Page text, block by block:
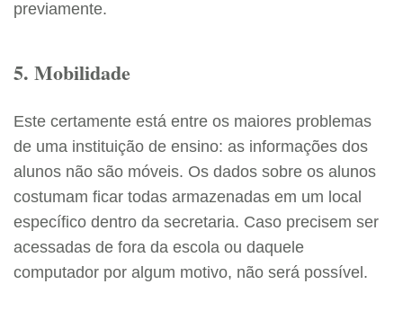
previamente.
5. Mobilidade
Este certamente está entre os maiores problemas
de uma instituição de ensino: as informações dos
alunos não são móveis. Os dados sobre os alunos
costumam ficar todas armazenadas em um local
específico dentro da secretaria. Caso precisem ser
acessadas de fora da escola ou daquele
computador por algum motivo, não será possível.